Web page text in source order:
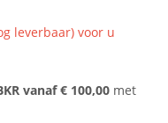
leverbaar) voor u
vanaf € 100,00 met